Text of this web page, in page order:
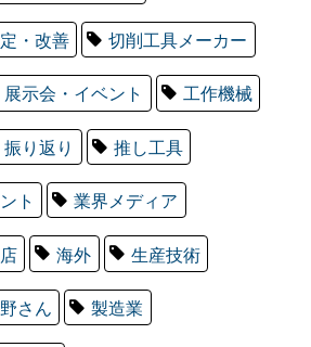
・改善 切削工具メーカー
展示会・イベント 工作機械
振り返り 推し工具
ト 業界メディア
海外 生産技術
さん 製造業